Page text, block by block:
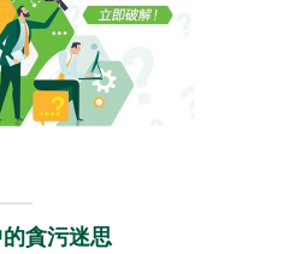
貪污迷思